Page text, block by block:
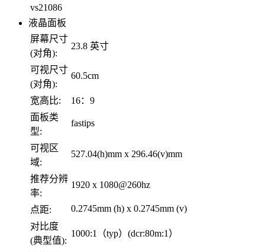
vs21086
液晶面板
屏幕尺寸
(对角):
23.8 英寸
可视尺寸
(对角):
60.5cm
宽高比:
16：9
面板类
型:
fastips
可视区
域:
527.04(h)mm x 296.46(v)mm
推荐分辨
率:
1920 x 1080@260hz
点距:
0.2745mm (h) x 0.2745mm (v)
对比度
(典型值):
1000:1（typ）(dcr:80m:1）